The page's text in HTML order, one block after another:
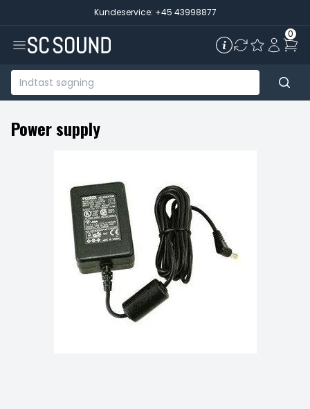
Kundeservice: +45 43998877
0
Power supply